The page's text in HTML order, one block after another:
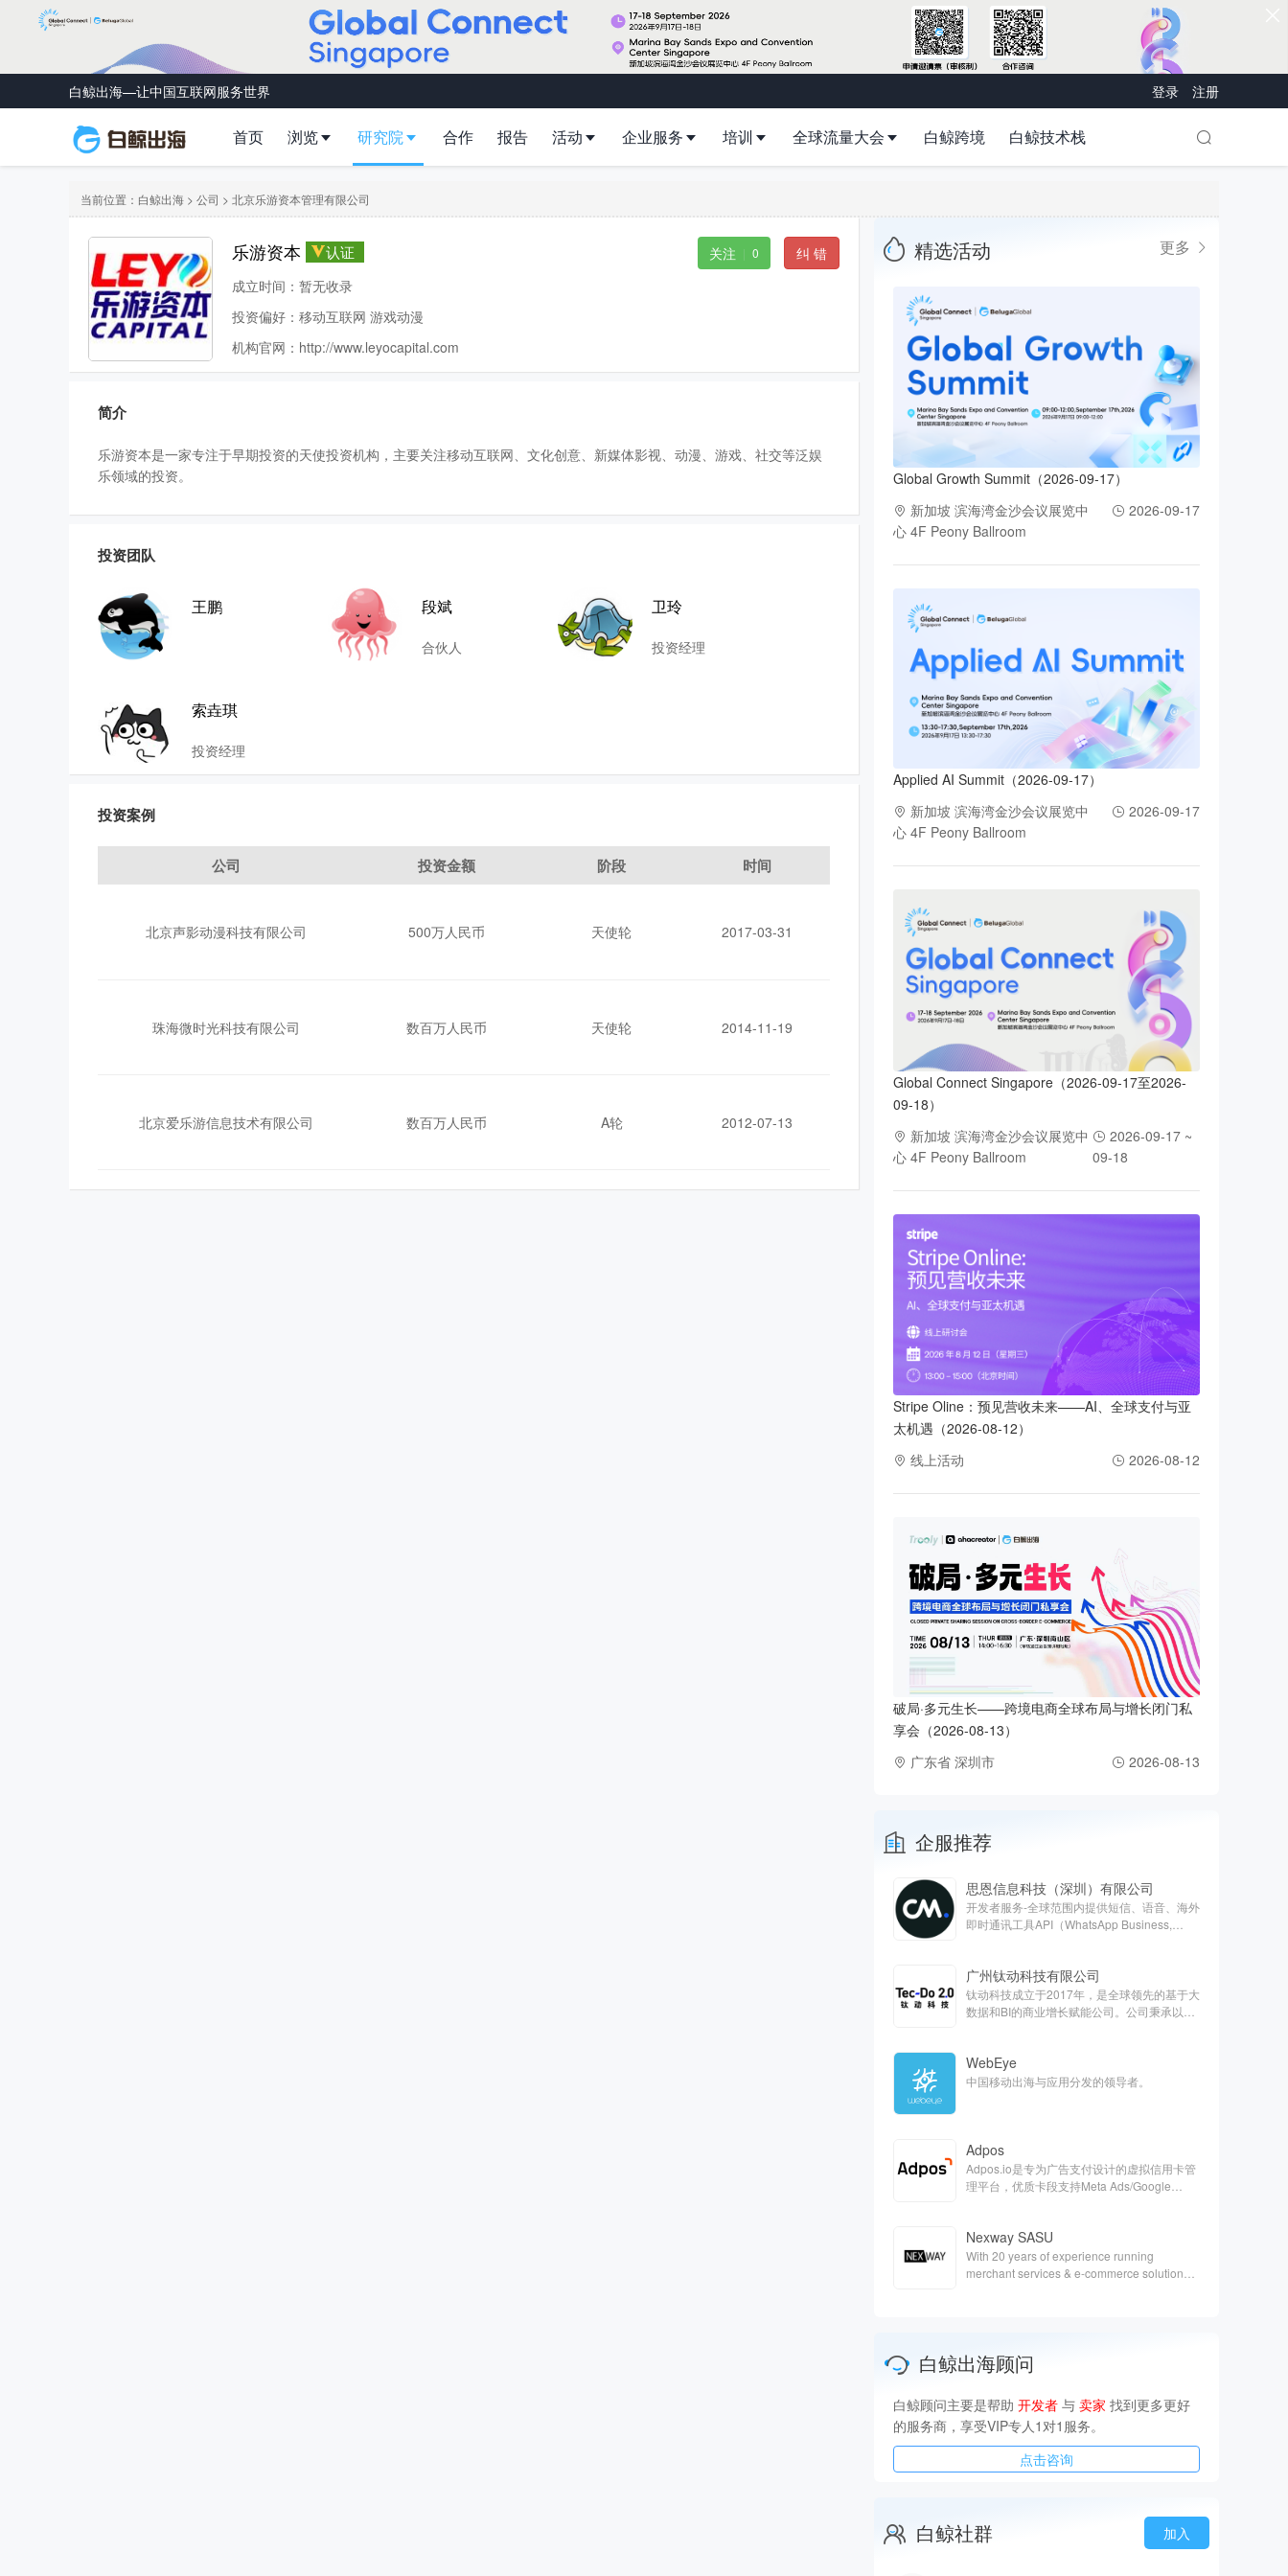
白鲸出海—让中国互联网服务世界 登录 注册
首页 浏览 研究院 合作 报告 活动 企业服务 培训 全球流量大会 白鲸跨境 白鲸技术栈
当前位置： 白鲸出海 > 公司 > 北京乐游资本管理有限公司
关注 | 0 纠 错
乐游资本 认证
成立时间：暂无收录
投资偏好：移动互联网 游戏动漫
机构官网： http://www.leyocapital.com
简介
乐游资本是一家专注于早期投资的天使投资机构，主要关注移动互联网、文化创意、新媒体影视、动漫、游戏、社交等泛娱
乐领域的投资。
投资团队
王鹏 段斌
合伙人
卫玲
投资经理
索垚琪
投资经理
投资案例
公司 投资金额 阶段 时间
北京声影动漫科技有限公司 500万人民币 天使轮 2017-03-31
珠海微时光科技有限公司 数百万人民币 天使轮 2014-11-19
北京爱乐游信息技术有限公司 数百万人民币 A轮 2012-07-13
精选活动 更多
Global Growth Summit（2026-09-17）
新加坡 滨海湾金沙会议展览中
心 4F Peony Ballroom
2026-09-17
Applied AI Summit（2026-09-17）
新加坡 滨海湾金沙会议展览中
心 4F Peony Ballroom
2026-09-17
Global Connect Singapore（2026-09-17至2026-
09-18）
新加坡 滨海湾金沙会议展览中
心 4F Peony Ballroom
2026-09-17 ~
09-18
Stripe Oline：预见营收未来——AI、全球支付与亚
太机遇（2026-08-12）
线上活动
2026-08-12
破局·多元生长——跨境电商全球布局与增长闭门私
享会（2026-08-13）
广东省 深圳市
2026-08-13
企服推荐
思恩信息科技（深圳）有限公司
开发者服务-全球范围内提供短信、语音、海外
即时通讯工具API（WhatsApp Business,
广州钛动科技有限公司
钛动科技成立于2017年，是全球领先的基于大
数据和BI的商业增长赋能公司。公司秉承以服
客户的一站式平台。
WebEye
中国移动出海与应用分发的领导者。
Adpos
Adpos.io是专为广告支付设计的虚拟信用卡管
理平台，优质卡段支持Meta Ads/Google
Nexway SASU
With 20 years of experience running
merchant services & e-commerce solutions,
白鲸出海顾问
白鲸顾问主要是帮助 开发者 与 卖家 找到更多更好
的服务商，享受VIP专人1对1服务。
点击咨询
白鲸社群 加入